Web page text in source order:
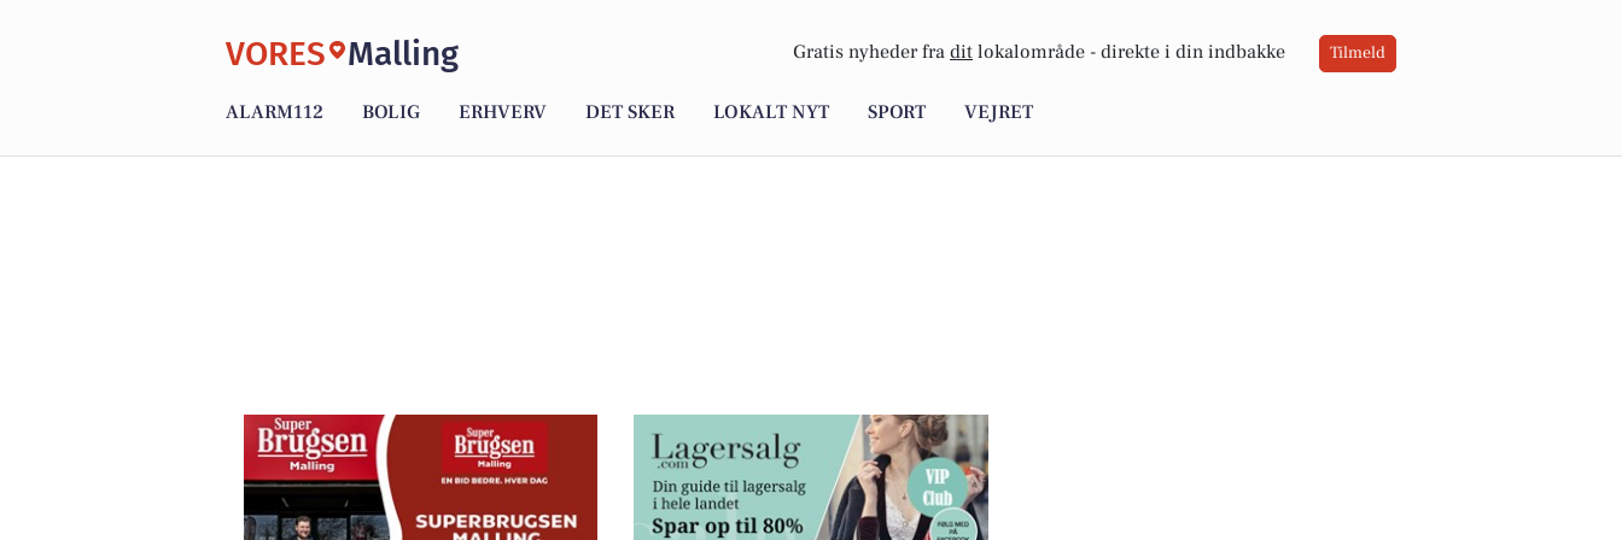
VORES Malling Gratis nyheder fra dit lokalområde - direkte i din indbakke Tilmeld
ALARM112 BOLIG ERHVERV DET SKER LOKALT NYT SPORT VEJRET